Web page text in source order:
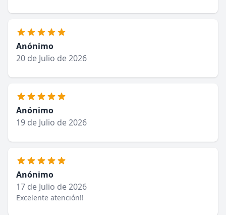
Anónimo
20 de Julio de 2026
Anónimo
19 de Julio de 2026
Anónimo
17 de Julio de 2026
Excelente atención!!